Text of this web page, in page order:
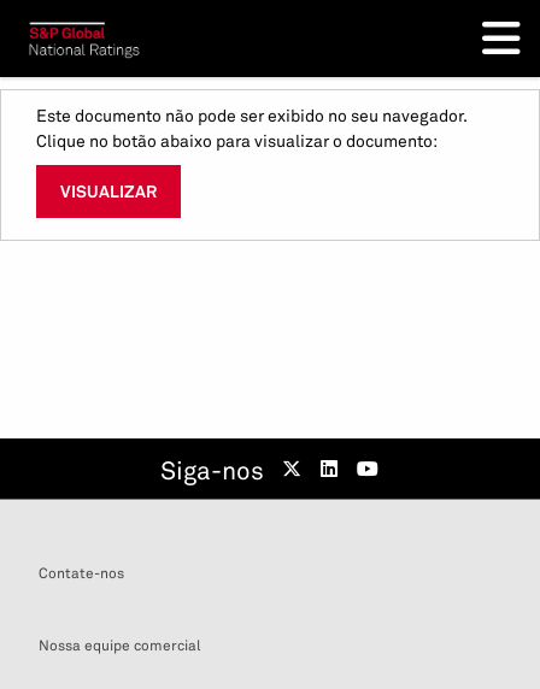
Este documento não pode ser exibido no seu navegador.
Clique no botão abaixo para visualizar o documento:
VISUALIZAR
Siga-nos
Contate-nos
Nossa equipe comercial